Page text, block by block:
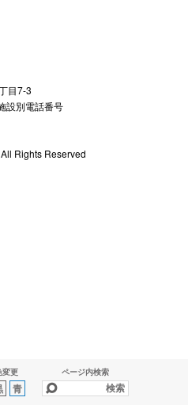
変更
青
ページ内検索
目7-3
設別電話番号
Rights Reserved